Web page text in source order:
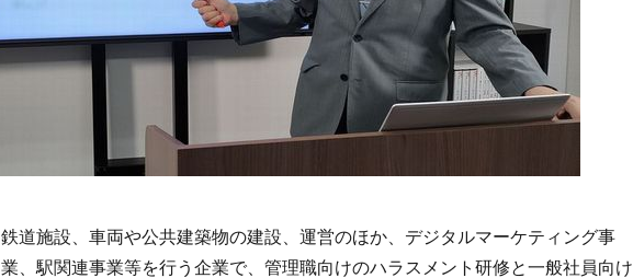
鉄道施設、車両や公共建築物の建設、運営のほか、デジタルマーケティング事
業、駅関連事業等を行う企業で、管理職向けのハラスメント研修と一般社員向け